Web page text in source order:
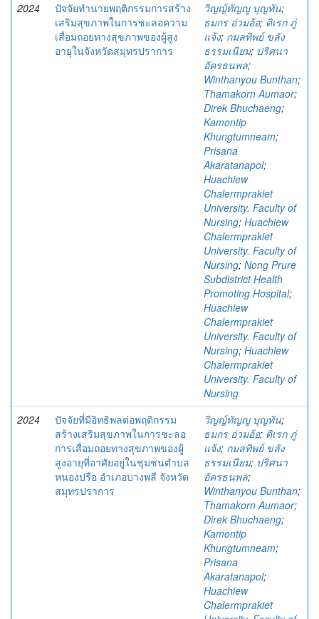
2024
ปัจจัยทำนายพฤติกรรมการสร้าง
เสริมสุขภาพในการชะลอความ
เสื่อมถอยทางสุขภาพของผู้สูง
อายุในจังหวัดสมุทรปราการ
วิญญ์ทัญญู บุญทัน;
ธมกร อ่วมอ้อ; ดิเรก ภู่
แจ้ง; กมลทิพย์ ขลัง
ธรรมเนียม; ปริศนา
อัครธนพล;
Winthanyou Bunthan;
Thamakorn Aumaor;
Direk Bhuchaeng;
Kamontip
Khungtumneam;
Prisana
Akaratanapol;
Huachiew
Chalermprakiet
University. Faculty of
Nursing; Huachiew
Chalermprakiet
University. Faculty of
Nursing; Nong Prure
Subdistrict Health
Promoting Hospital;
Huachiew
Chalermprakiet
University. Faculty of
Nursing; Huachiew
Chalermprakiet
University. Faculty of
Nursing
2024
ปัจจัยที่มีอิทธิพลต่อพฤติกรรม
สร้างเสริมสุขภาพในการชะลอ
การเสื่อมถอยทางสุขภาพของผู้
สูงอายุที่อาศัยอยู่ในชุมชนตำบล
หนองปรือ อำเภอบางพลี จังหวัด
สมุทรปราการ
วิญญ์ทัญญู บุญทัน;
ธมกร อ่วมอ้อ; ดิเรก ภู่
แจ้ง; กมลทิพย์ ขลัง
ธรรมเนียม; ปริศนา
อัครธนพล;
Winthanyou Bunthan;
Thamakorn Aumaor;
Direk Bhuchaeng;
Kamontip
Khungtumneam;
Prisana
Akaratanapol;
Huachiew
Chalermprakiet